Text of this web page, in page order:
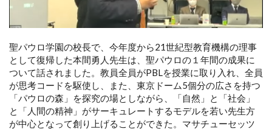
聖パウロ学園の校長で、今年度から21世紀型教育機構の理事
として復帰した本間勇人先生は、聖パウロの１年間の成果に
ついて話されました。教員全員がPBLを授業に取り入れ、全員
が思考コードを駆使し、また、東京ドーム5個分の広さを持つ
「パウロの森」を探究の場としながら、「自然」と「社会」
と「人間の精神」がサーキュレートするモデルを若い先生方
が中心となって創り上げることができた。マサチューセッツ